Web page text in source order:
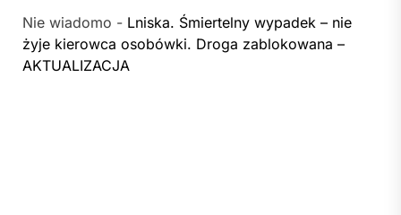
Nie wiadomo - Lniska. Śmiertelny wypadek – nie
żyje kierowca osobówki. Droga zablokowana –
AKTUALIZACJA